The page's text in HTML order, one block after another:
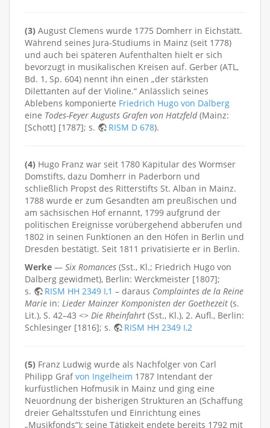
(3) August Clemens wurde 1775 Domherr in Eichstätt.
Während seines Jura-Studiums in Mainz (seit 1778)
und auch bei späteren Aufenthalten hielt er sich
bevorzugt in musikalischen Kreisen auf. Gerber (ATL,
Bd. 1, Sp. 604) nennt ihn einen „der stärksten
Dilettanten auf der Violine.“ Anlässlich seines
Ablebens komponierte Friedrich Hugo von Dalberg
eine Todes-Feyer Augusts Grafen von Hatzfeld(Mainz:
[Schott] [1787]; s.
RISM D 678).
(4) Hugo Franz war seit 1780 Kapitular des Wormser
Domstifts, dazu Domherr in Paderborn und
schließlich Propst des Ritterstifts St. Alban in Mainz.
1788 wurde er zum Gesandten am preußischen und
am sächsischen Hof ernannt, 1799 aufgrund der
politischen Ereignisse vorübergehend abberufen und
1802 in seinen Funktionen an den Höfen in Berlin und
Dresden bestätigt. Seit 1811 privatisierte er in Berlin.
Werke — Six Romances (Sst., Kl.; Friedrich Hugo von
Dalberg gewidmet), Berlin: Werckmeister [1807];
s.
RISM HH 2349 I,1 – daraus Complaintes de la Reine
Marie in: Lieder Mainzer Komponisten der Goethezeit (s.
Lit.), S. 42–43 <> Die Rheinfahrt (Sst., Kl.), 2. Aufl., Berlin:
Schlesinger [1816]; s.
RISM HH 2349 I,2
(5) Franz Ludwig wurde als Nachfolger von Carl
Philipp Grafvon Ingelheim 1787 Intendant der
kurfüstlichen Hofmusik in Mainz und ging eine
Neuordnung der bisherigen Strukturen an (Schaffung
dreier Gehaltsstufen und Einrichtung eines
„Musikfonds“); seine Tätigkeit endete bereits 1792 mit